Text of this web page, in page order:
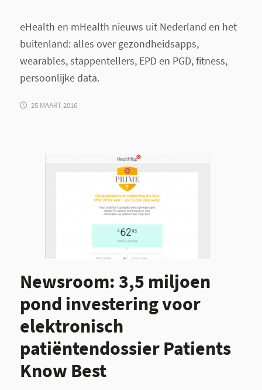
eHealth en mHealth nieuws uit Nederland en het
buitenland: alles over gezondheidsapps,
wearables, stappentellers, EPD en PGD, fitness,
persoonlijke data.
25 MAART 2016
Newsroom: 3,5 miljoen
pond investering voor
elektronisch
patiëntendossier Patients
Know Best